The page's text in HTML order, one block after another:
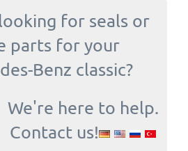
for seals or
parts for your
Benz classic?
We're here to help.
Contact us!